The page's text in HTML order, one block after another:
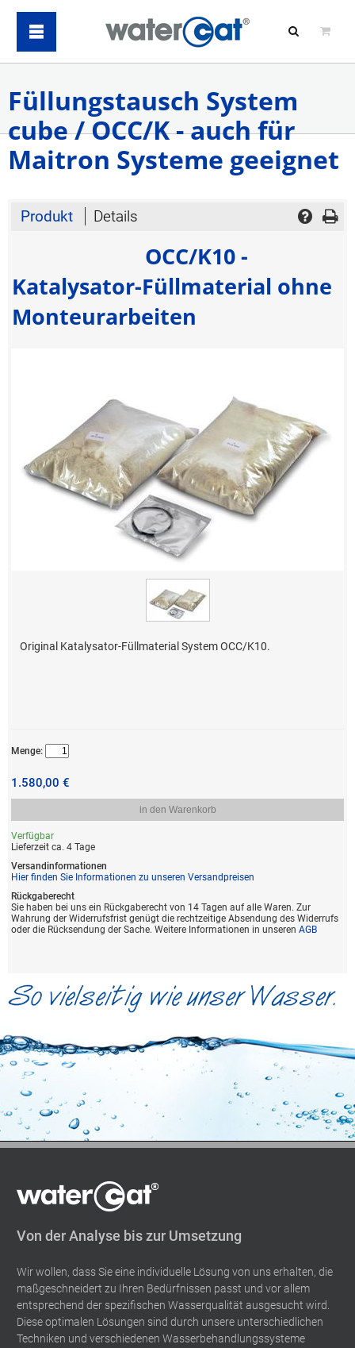
Füllungstausch System
cube / OCC/K - auch für
Maitron Systeme geeignet
Produkt Details
OCC/K10 -
Katalysator-Füllmaterial ohne
Monteurarbeiten
Original Katalysator-Füllmaterial System OCC/K10.
Menge:
1.580,00 €
in den Warenkorb
Verfügbar
Lieferzeit ca. 4 Tage
Versandinformationen
Hier finden Sie Informationen zu unseren Versandpreisen
Rückgaberecht
Sie haben bei uns ein Rückgaberecht von 14 Tagen auf alle Waren. Zur
Wahrung der Widerrufsfrist genügt die rechtzeitige Absendung des Widerrufs
oder die Rücksendung der Sache. Weitere Informationen in unseren AGB
Von der Analyse bis zur Umsetzung
Wir wollen, dass Sie eine individuelle Lösung von uns erhalten, die
maßgeschneidert zu Ihren Bedürfnissen passt und vor allem
entsprechend der spezifischen Wasserqualität ausgesucht wird.
Diese optimalen Lösungen sind durch unsere unterschiedlichen
Techniken und verschiedenen Wasserbehandlungssysteme